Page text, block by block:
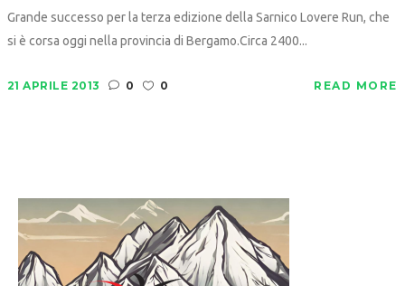
Grande successo per la terza edizione della Sarnico Lovere Run, che
si è corsa oggi nella provincia di Bergamo.Circa 2400...
21 APRILE 2013 0 0 READ MORE